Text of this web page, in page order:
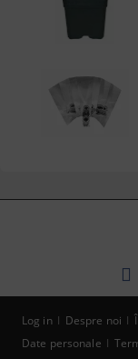
Log in Despre noi
Date personale